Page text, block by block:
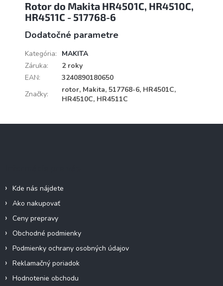
Rotor do Makita HR4501C, HR4510C,
HR4511C - 517768-6
Dodatočné parametre
Kategória:
MAKITA
Záruka:
2 roky
EAN:
3240890180650
Značky:
rotor, Makita, 517768-6, HR4501C,
HR4510C, HR4511C
Kde nás nájdete
Ako nakupovať
Ceny prepravy
Obchodné podmienky
Podmienky ochrany osobných údajov
Reklamačný poriadok
Hodnotenie obchodu